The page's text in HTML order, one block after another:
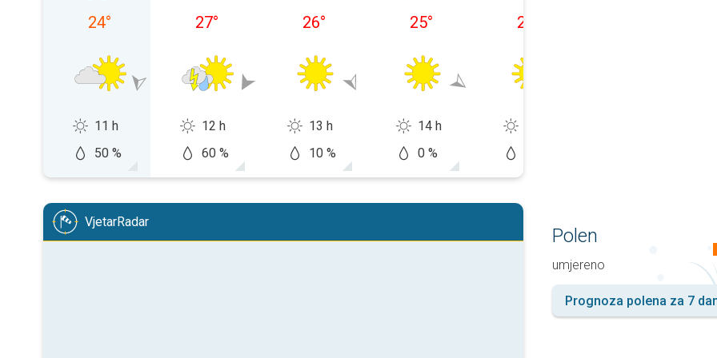
24°
11 h
50 %
27°
12 h
60 %
26°
13 h
10 %
25°
14 h
0 %
25
VjetarRadar
Polen
umjereno
Prognoza polena za 7